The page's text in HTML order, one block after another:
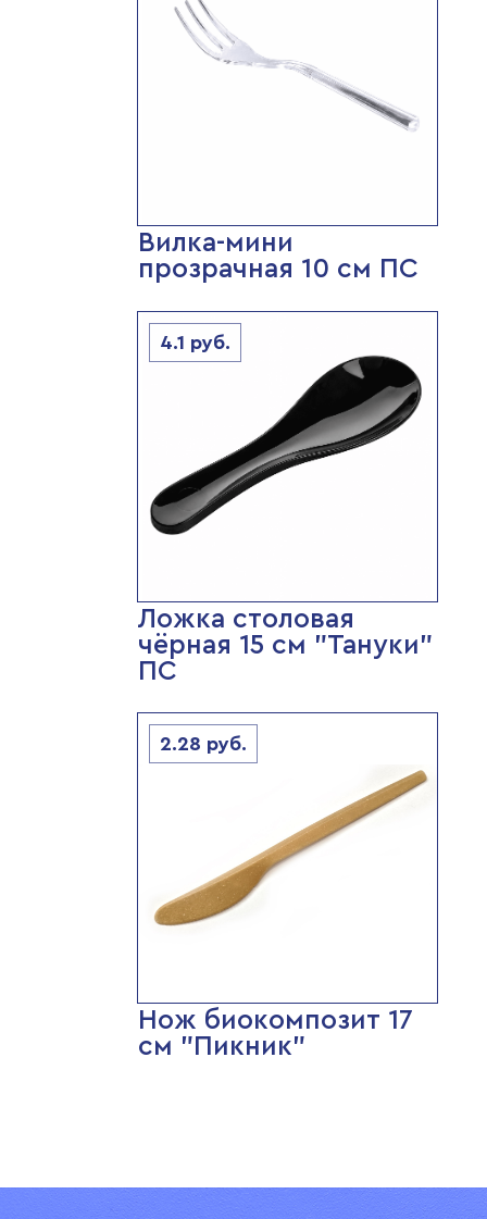
Вилка-мини
прозрачная 10 см ПС
4.1 руб.
Ложка столовая
чёрная 15 см "Тануки"
ПС
2.28 руб.
Нож биокомпозит 17
см "Пикник"